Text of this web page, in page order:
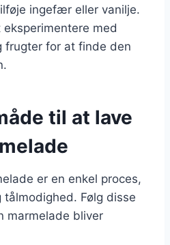
ingefær eller vanilje.
med
frugter for at finde den
til at lave
er en enkel proces,
Følg disse
marmelade bliver